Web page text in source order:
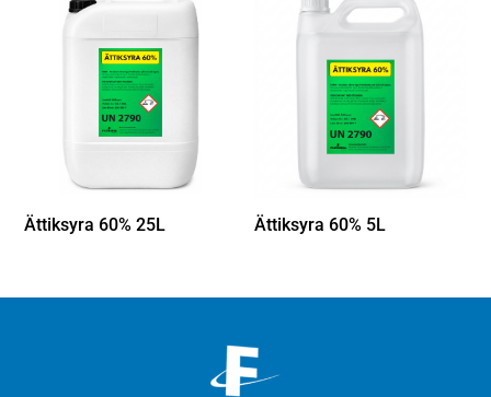
Ättiksyra 60% 25L Ättiksyra 60% 5L